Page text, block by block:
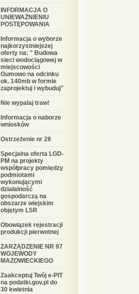
INFORMACJA O
UNIEWAŻNIENIU
POSTĘPOWANIA
Informacja o wyborze
najkorzystniejszej
oferty na: " Budowa
sieci wodociągowej w
miejscowości
Gumowo na odcinku
ok. 140mb w formie
zaprojektuj i wybuduj"
Nie wypalaj traw!
Informacja o naborze
wniosków
Ostrzeżenie nr 28
Specjalna oferta LGD-
PM na projekty
współpracy pomiędzy
podmiotami
wykonującymi
działalność
gospodarczą na
obszarze wiejskim
objętym LSR
Obowiązek rejestracji
produkcji pierwotnej
ZARZĄDZENIE NR 97
WOJEWODY
MAZOWIECKIEGO
Zaakceptuj Twój e-PIT
na podatki.gov.pl do
30 kwietnia